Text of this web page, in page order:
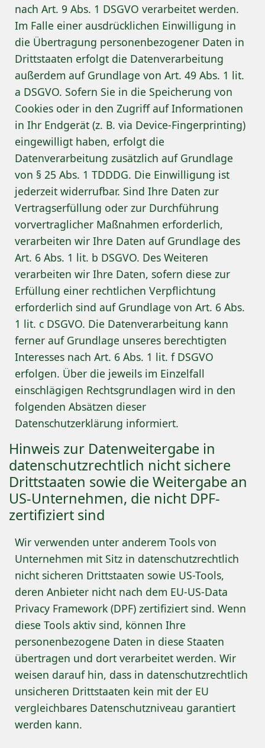
nach Art. 9 Abs. 1 DSGVO verarbeitet werden.
Im Falle einer ausdrücklichen Einwilligung in
die Übertragung personenbezogener Daten in
Drittstaaten erfolgt die Datenverarbeitung
außerdem auf Grundlage von Art. 49 Abs. 1 lit.
a DSGVO. Sofern Sie in die Speicherung von
Cookies oder in den Zugriff auf Informationen
in Ihr Endgerät (z. B. via Device-Fingerprinting)
eingewilligt haben, erfolgt die
Datenverarbeitung zusätzlich auf Grundlage
von § 25 Abs. 1 TDDDG. Die Einwilligung ist
jederzeit widerrufbar. Sind Ihre Daten zur
Vertragserfüllung oder zur Durchführung
vorvertraglicher Maßnahmen erforderlich,
verarbeiten wir Ihre Daten auf Grundlage des
Art. 6 Abs. 1 lit. b DSGVO. Des Weiteren
verarbeiten wir Ihre Daten, sofern diese zur
Erfüllung einer rechtlichen Verpflichtung
erforderlich sind auf Grundlage von Art. 6 Abs.
1 lit. c DSGVO. Die Datenverarbeitung kann
ferner auf Grundlage unseres berechtigten
Interesses nach Art. 6 Abs. 1 lit. f DSGVO
erfolgen. Über die jeweils im Einzelfall
einschlägigen Rechtsgrundlagen wird in den
folgenden Absätzen dieser
Datenschutzerklärung informiert.
Hinweis zur Datenweitergabe in
datenschutzrechtlich nicht sichere
Drittstaaten sowie die Weitergabe an
US-Unternehmen, die nicht DPF-
zertifiziert sind
Wir verwenden unter anderem Tools von
Unternehmen mit Sitz in datenschutzrechtlich
nicht sicheren Drittstaaten sowie US-Tools,
deren Anbieter nicht nach dem EU-US-Data
Privacy Framework (DPF) zertifiziert sind. Wenn
diese Tools aktiv sind, können Ihre
personenbezogene Daten in diese Staaten
übertragen und dort verarbeitet werden. Wir
weisen darauf hin, dass in datenschutzrechtlich
unsicheren Drittstaaten kein mit der EU
vergleichbares Datenschutzniveau garantiert
werden kann.